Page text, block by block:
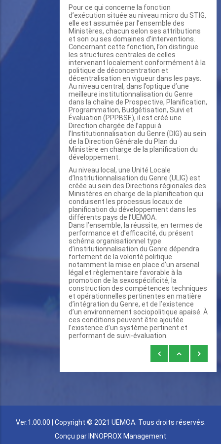
Pour ce qui concerne la fonction
d’exécution située au niveau micro du STIG,
elle est assumée par l’ensemble des
Ministères, chacun selon ses attributions
et son ou ses domaines d’interventions.
Concernant cette fonction, l’on distingue
les structures centrales de celles
intervenant localement conformément à la
politique de déconcentration et
décentralisation en vigueur dans les pays.
Au niveau central, dans l’optique d’une
meilleure institutionnalisation du Genre
dans la chaîne de Prospective, Planification,
Programmation, Budgétisation, Suivi et
Évaluation (PPPBSE), il est créé une
Direction chargée de l’appui à
l’Institutionnalisation du Genre (DIG) au sein
de la Direction Générale du Plan du
Ministère en charge de la planification du
développement.
Au niveau local, une Unité Locale
d’Institutionnalisation du Genre (ULIG) est
créée au sein des Directions régionales des
Ministères en charge de la planification qui
conduisent les processus locaux de
planification du développement dans les
différents pays de l’UEMOA.
Dans l’ensemble, la réussite, en termes de
performance et d’efficacité, du présent
schéma organisationnel type
d’institutionnalisation du Genre dépendra
fortement de la volonté politique
notamment la mise en place d’un arsenal
légal et règlementaire favorable à la
promotion de la sexospécificité, la
construction des compétences techniques
et opérationnelles pertinentes en matière
d’intégration du Genre, et de l’existence
d’un environnement sociopolitique apaisé. À
ces conditions peuvent être ajoutée
l’existence d’un système pertinent et
performant de suivi-évaluation.
transversaux
pour
CONCLUSION
Ver.1.00.00 | Copyright © 2021 UEMOA. Tous droits réservés.
Conçu par INNOPROX Management